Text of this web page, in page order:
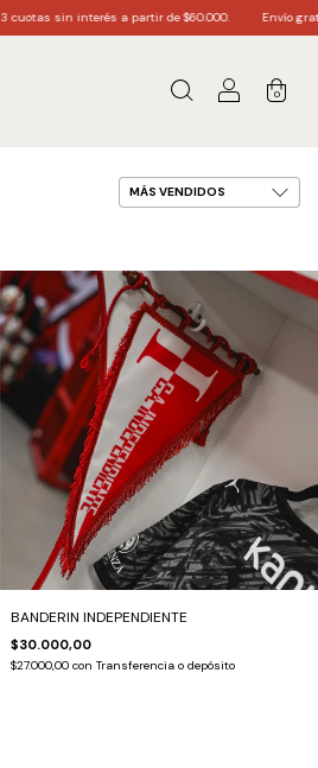
de $60.000. Envío gratis a todo el país partir de
0
BANDERIN INDEPENDIENTE
$30.000,00
$27.000,00con Transferencia o depósito